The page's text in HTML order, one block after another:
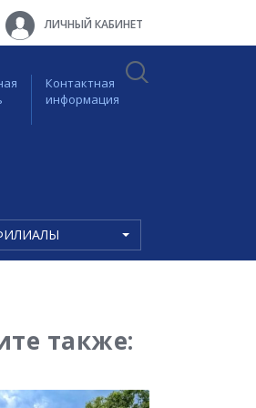
ЛИЧНЫЙ КАБИНЕТ
Контактная
информация
также: